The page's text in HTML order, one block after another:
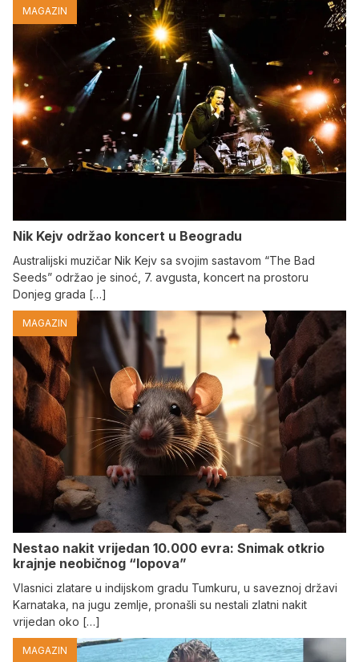
MAGAZIN
Nik Kejv održao koncert u Beogradu
Australijski muzičar Nik Kejv sa svojim sastavom “The Bad
Seeds” održao je sinoć, 7. avgusta, koncert na prostoru
Donjeg grada […]
MAGAZIN
Nestao nakit vrijedan 10.000 evra: Snimak otkrio
krajnje neobičnog “lopova”
Vlasnici zlatare u indijskom gradu Tumkuru, u saveznoj državi
Karnataka, na jugu zemlje, pronašli su nestali zlatni nakit
vrijedan oko […]
MAGAZIN